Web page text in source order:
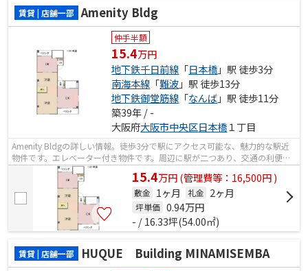
賃貸 | 店舗一部 Amenity Bldg
仲手半額
15.4万円
地下鉄千日前線 「日本橋」駅 徒歩3分
南海本線 「難波」駅 徒歩13分
地下鉄御堂筋線 「なんば」駅 徒歩11分
築39年 / -
大阪府大阪市中央区日本橋１丁目
Amenity Bldgの詳しい情報。徒歩3分で駅にアクセス可能な、魅力的な駅近
物件です。エレベーター付き物件です。周辺に駅が二つあり、交通の利便性
が高いです。
15.4万円(管理費等：16,500円 )
敷金 1ヶ月 礼金 2ヶ月
坪単価 0.94万円
- / 16.33坪(54.00㎡)
賃貸 | 店舗一部 HUQUE Building MINAMISEMBA